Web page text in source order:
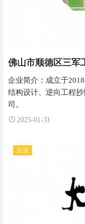
佛山市顺德区三军
企业简介：成立于
结构设计、逆向工程
司。
2025-01-31
企业